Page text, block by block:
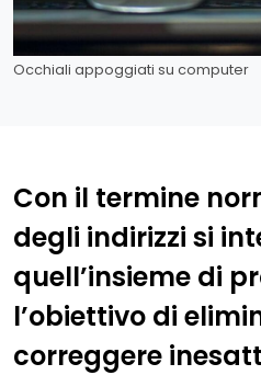
Occhiali appoggiati su computer
Con il termine
degli indirizzi si
quell’insieme di
l’obiettivo di
correggere